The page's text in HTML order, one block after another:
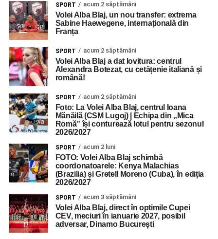
SPORT acum 2 săptămâni
Volei Alba Blaj, un nou transfer: extrema
Sabine Haewegene, internațională din
Franța
SPORT acum 2 săptămâni
Volei Alba Blaj a dat lovitura: centrul
Alexandra Botezat, cu cetățenie italiană și
română!
SPORT acum 2 săptămâni
Foto: La Volei Alba Blaj, centrul Ioana
Mănăilă (CSM Lugoj) | Echipa din „Mica
Romă” își conturează lotul pentru sezonul
2026/2027
SPORT acum 2 luni
FOTO: Volei Alba Blaj schimbă
coordonatoarele: Kenya Malachias
(Brazilia) și Gretell Moreno (Cuba), în ediția
2026/2027
SPORT acum 3 săptămâni
Volei Alba Blaj, direct în optimile Cupei
CEV, meciuri în ianuarie 2027, posibil
adversar, Dinamo București